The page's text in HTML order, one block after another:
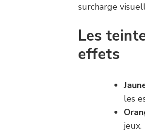
surcharge
Les
effets
les
jeux.